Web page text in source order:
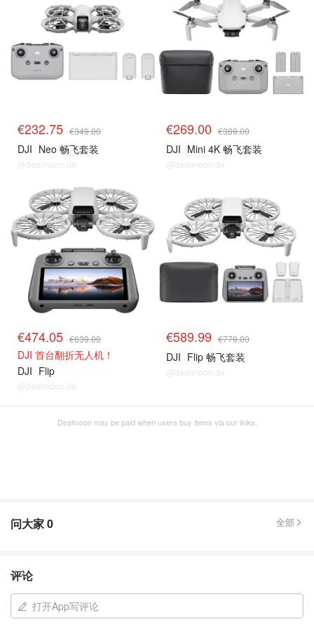
€232.75 €349.00
DJI Neo 畅飞套装
@dealmoon.de
€269.00 €389.00
DJI Mini 4K 畅飞套装
@dealmoon.de
无人机
€474.05 €639.00
DJI 首台翻折无人机！
DJI Flip
@dealmoon.de
€589.99 €779.00
DJI Flip 畅飞套装
@dealmoon.de
Dealmoon may be paid when users buy items via our links.
问大家0 全部
评论
打开App写评论